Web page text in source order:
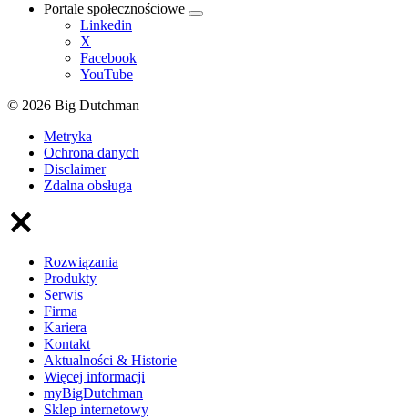
Portale społecznościowe
Linkedin
X
Facebook
YouTube
© 2026 Big Dutchman
Metryka
Ochrona danych
Disclaimer
Zdalna obsługa
Rozwiązania
Produkty
Serwis
Firma
Kariera
Kontakt
Aktualności & Historie
Więcej informacji
myBigDutchman
Sklep internetowy